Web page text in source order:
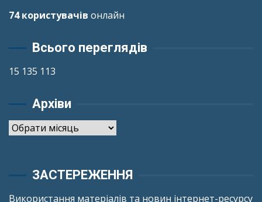
74 користувачів онлайн
Всього переглядів
15 135 113
Архіви
Архіви
ЗАСТЕРЕЖЕННЯ
Використання матеріалів та новин інтернет-ресурсу